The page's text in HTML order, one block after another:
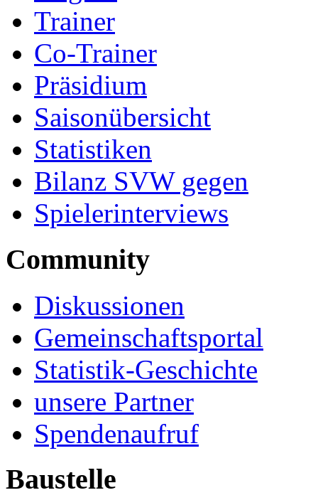
Trainer
Co-Trainer
Präsidium
Saisonübersicht
Statistiken
Bilanz SVW gegen
Spielerinterviews
Community
Diskussionen
Gemeinschaftsportal
Statistik-Geschichte
unsere Partner
Spendenaufruf
Baustelle